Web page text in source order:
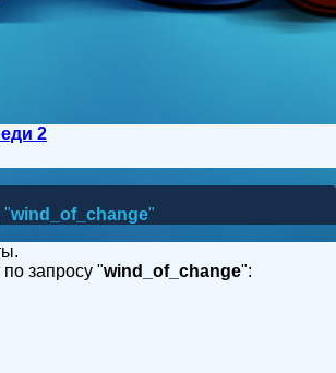
2
"wind_of_change"
по запросу "wind_of_change":